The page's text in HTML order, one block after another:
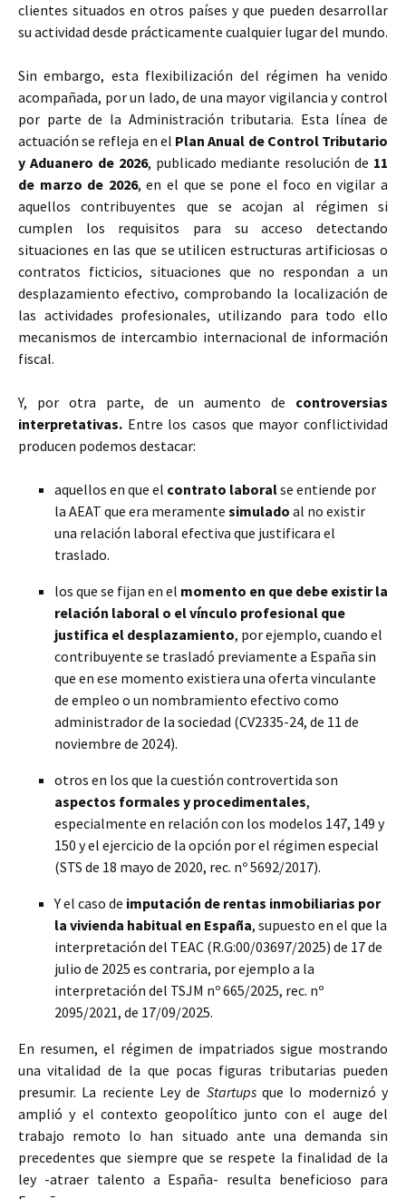
clientes situados en otros países y que pueden desarrollar
su actividad desde prácticamente cualquier lugar del mundo.
Sin embargo, esta flexibilización del régimen ha venido
acompañada, por un lado, de una mayor vigilancia y control
por parte de la Administración tributaria. Esta línea de
actuación se refleja en el Plan Anual de Control Tributario
y Aduanero de 2026, publicado mediante resolución de 11
de marzo de 2026, en el que se pone el foco en vigilar a
aquellos contribuyentes que se acojan al régimen si
cumplen los requisitos para su acceso detectando
situaciones en las que se utilicen estructuras artificiosas o
contratos ficticios, situaciones que no respondan a un
desplazamiento efectivo, comprobando la localización de
las actividades profesionales, utilizando para todo ello
mecanismos de intercambio internacional de información
fiscal.
Y, por otra parte, de un aumento de controversias
interpretativas. Entre los casos que mayor conflictividad
producen podemos destacar:
aquellos en que el contrato laboralse entiende por
la AEAT que era meramente simulado al no existir
una relación laboral efectiva que justificara el
traslado.
los que se fijan en el momento en que debe existir la
relación laboral o el vínculo profesional que
justifica el desplazamiento, por ejemplo, cuando el
contribuyente se trasladó previamente a España sin
que en ese momento existiera una oferta vinculante
de empleo o un nombramiento efectivo como
administrador de la sociedad (CV2335-24, de 11 de
noviembre de 2024).
otros en los que la cuestión controvertida son
aspectos formales y procedimentales,
especialmente en relación con los modelos 147, 149 y
150 y el ejercicio de la opción por el régimen especial
(STS de 18 mayo de 2020, rec. nº 5692/2017).
Y el caso de imputación de rentas inmobiliarias por
la vivienda habitual en España, supuesto en el que la
interpretación del TEAC (R.G:00/03697/2025) de 17 de
julio de 2025 es contraria, por ejemplo a la
interpretación del TSJM nº 665/2025, rec. nº
2095/2021, de 17/09/2025.
En resumen, el régimen de impatriados sigue mostrando
una vitalidad de la que pocas figuras tributarias pueden
presumir. La reciente Ley de Startupsque lo modernizó y
amplió y el contexto geopolítico junto con el auge del
trabajo remoto lo han situado ante una demanda sin
precedentes que siempre que se respete la finalidad de la
ley -atraer talento a España- resulta beneficioso para